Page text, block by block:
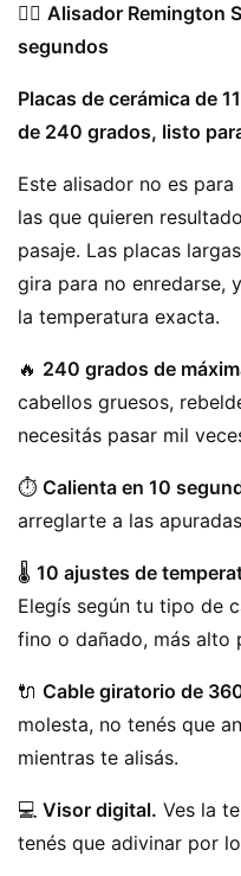
💇‍♀️ Alisador Remington
segundos
Placas de cerámica de
de 240 grados, listo
Este alisador no es
las que quieren
pasaje. Las placas
gira para no enredarse,
la temperatura exacta.
🔥 240 grados de
cabellos gruesos,
necesitás pasar mil
⏱️ Calienta en 10
arreglarte a las
🌡️ 10 ajustes de
Elegís según tu tipo de
fino o dañado, más alto
🔌 Cable giratorio de
molesta, no tenés que
mientras te alisás.
💻 Visor digital. Ves la
tenés que adivinar por